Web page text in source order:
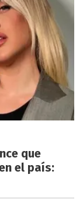
que
el país: